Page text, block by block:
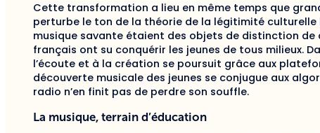
Cette transformation a lieu en même temps que
perturbe le ton de la théorie de la légitimité
musique savante étaient des objets de distinction
français ont su conquérir les jeunes de tous milieux.
l’écoute et à la création se poursuit grâce aux
découverte musicale des jeunes se conjugue aux
radio n’en finit pas de perdre son souffle.
La musique, terrain d’éducation